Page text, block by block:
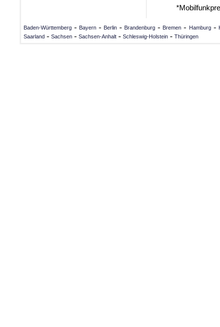
Baden-Württemberg - Bayern - Berlin - Brandenburg - Bremen - Hamburg-
Saarland - Sachsen - Sachsen-Anhalt - Schleswig-Holstein - Thüringen